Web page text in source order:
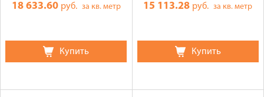
18 633.60 руб. за кв. метр
Купить
15 113.28 руб.за кв. метр
Купить